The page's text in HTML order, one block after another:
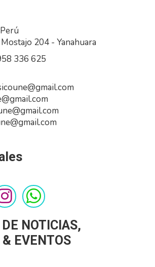
204 - Yanahuara
336 625
NOTICIAS,
& EVENTOS